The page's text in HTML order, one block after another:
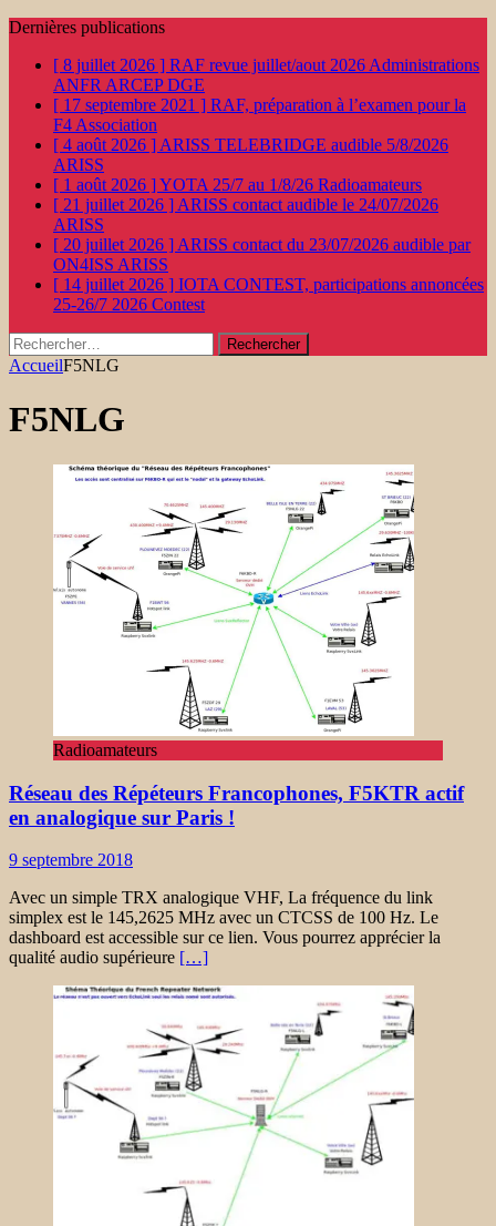
Dernières publications
[ 8 juillet 2026 ] RAF revue juillet/aout 2026 Administrations
ANFR ARCEP DGE
[ 17 septembre 2021 ] RAF, préparation à l’examen pour la
F4 Association
[ 4 août 2026 ] ARISS TELEBRIDGE audible 5/8/2026
ARISS
[ 1 août 2026 ]YOTA 25/7 au 1/8/26 Radioamateurs
[ 21 juillet 2026 ] ARISS contact audible le 24/07/2026
ARISS
[ 20 juillet 2026 ] ARISS contact du 23/07/2026 audible par
ON4ISS ARISS
[ 14 juillet 2026 ] IOTA CONTEST, participations annoncées
25-26/7 2026 Contest
Rechercher :
AccueilF5NLG
F5NLG
Radioamateurs
Réseau des Répéteurs Francophones, F5KTR actif
en analogique sur Paris !
9 septembre 2018
Avec un simple TRX analogique VHF, La fréquence du link
simplex est le 145,2625 MHz avec un CTCSS de 100 Hz. Le
dashboard est accessible sur ce lien. Vous pourrez apprécier la
qualité audio supérieure […]